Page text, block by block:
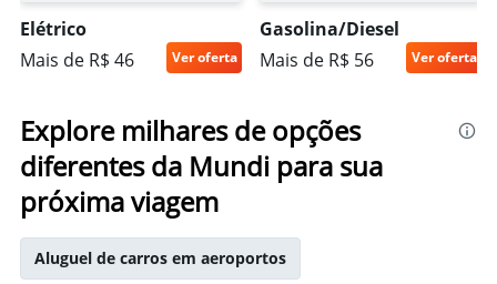
Elétrico
Mais de R$ 46
Ver oferta
Gasolina/Diesel
Mais de R$ 56
Ver oferta
Explore milhares de opções
diferentes da Mundi para sua
próxima viagem
Aluguel de carros em aeroportos